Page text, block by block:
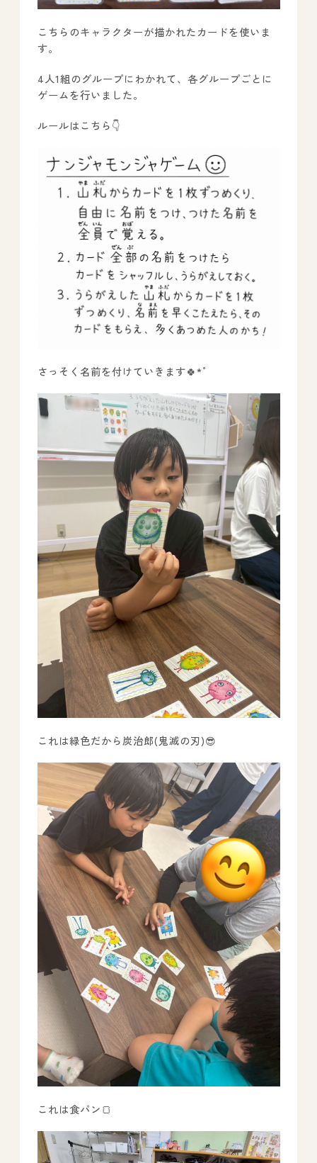
－ 春日事業所のブログ
－ 東郷事業所のブログ
｜オールピース
Instagram 事業所紹介動画
CEO BLOG
こちらのキャラクターが描かれたカードを使いま
す。
4人1組のグループにわかれて、各グループごとに
ゲームを行いました。
ルールはこちら👇
さっそく名前を付けていきます🍀*゜
これは緑色だから炭治郎(鬼滅の刃)😎
これは食パン🍞